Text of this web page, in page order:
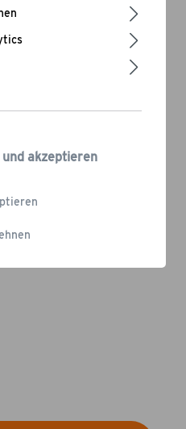
emailliert
akzeptieren